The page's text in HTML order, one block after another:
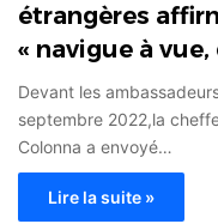
étrangères
« navigue à vue,
Devant les
septembre 2022,la
Colonna a envoyé…
Lire la suite »